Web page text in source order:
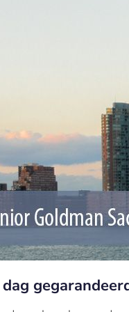
dag